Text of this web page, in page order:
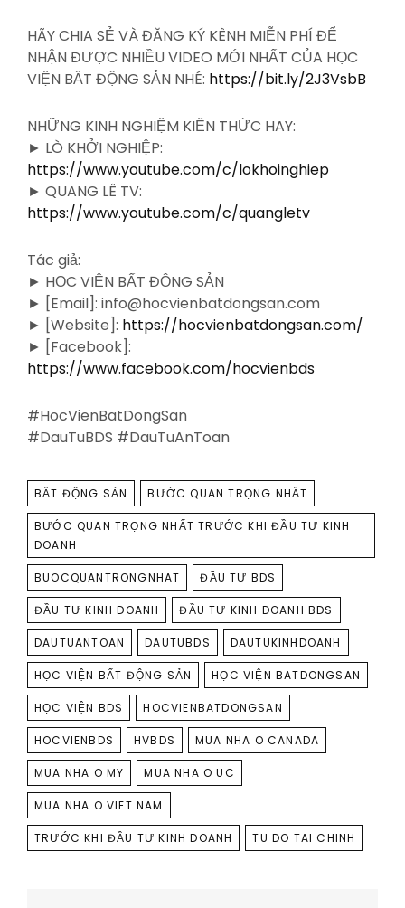
HÃY CHIA SẺ VÀ ĐĂNG KÝ KÊNH MIỄN PHÍ ĐỂ
NHẬN ĐƯỢC NHIỀU VIDEO MỚI NHẤT CỦA HỌC
VIỆN BẤT ĐỘNG SẢN NHÉ: https://bit.ly/2J3VsbB
NHỮNG KINH NGHIỆM KIẾN THỨC HAY:
► LÒ KHỞI NGHIỆP:
https://www.youtube.com/c/lokhoinghiep
► QUANG LÊ TV:
https://www.youtube.com/c/quangletv
Tác giả:
► HỌC VIỆN BẤT ĐỘNG SẢN
► [Email]: info@hocvienbatdongsan.com
► [Website]: https://hocvienbatdongsan.com/
► [Facebook]:
https://www.facebook.com/hocvienbds
#HocVienBatDongSan
#DauTuBDS #DauTuAnToan
TAGS
BẤT ĐỘNG SẢN BƯỚC QUAN TRỌNG NHẤT
BƯỚC QUAN TRỌNG NHẤT TRƯỚC KHI ĐẦU TƯ KINH
DOANH
BUOCQUANTRONGNHAT ĐẦU TƯ BDS
ĐẦU TƯ KINH DOANH ĐẦU TƯ KINH DOANH BDS
DAUTUANTOAN DAUTUBDS DAUTUKINHDOANH
HỌC VIỆN BẤT ĐỘNG SẢN HỌC VIỆN BATDONGSAN
HỌC VIỆN BDS HOCVIENBATDONGSAN
HOCVIENBDS HVBDS MUA NHA O CANADA
MUA NHA O MY MUA NHA O UC
MUA NHA O VIET NAM
TRƯỚC KHI ĐẦU TƯ KINH DOANH TU DO TAI CHINH